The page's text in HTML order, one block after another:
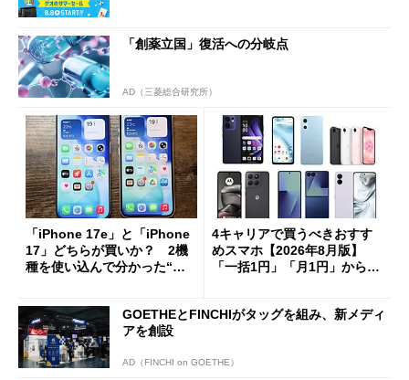
「創薬立国」復活への分岐点
AD（三菱総合研究所）
「iPhone 17e」と「iPhone
17」どちらが買いか？ 2機
種を使い込んで分かった“ス
4キャリアで買うべきおすす
めスマホ【2026年8月版】
「一括1円」「月1円」からお
GOETHEとFINCHIがタッグを組み、新メディ
アを創設
AD（FINCHI on GOETHE）